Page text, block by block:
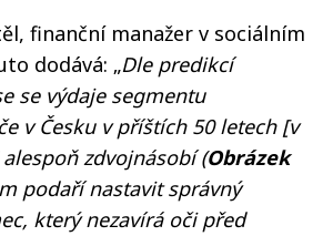
finanční manažer v sociálním
dodává: „Dle predikcí
se výdaje segmentu
v Česku v příštích 50 letech [v
zdvojnásobí (Obrázek
podaří nastavit správný
který nezavírá oči před